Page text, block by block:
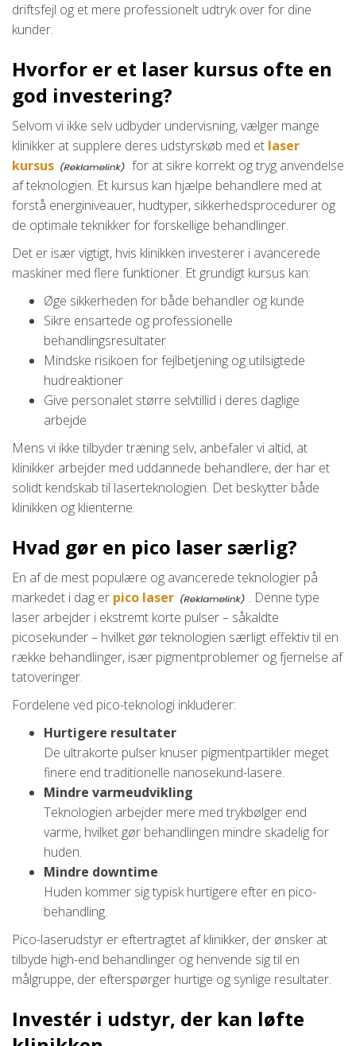
driftsfejl og et mere professionelt udtryk over for dine
kunder.
Hvorfor er et laser kursus ofte en
god investering?
Selvom vi ikke selv udbyder undervisning, vælger mange
klinikker at supplere deres udstyrskøb med et laser
kursus
for at sikre korrekt og tryg anvendelse
af teknologien. Et kursus kan hjælpe behandlere med at
forstå energiniveauer, hudtyper, sikkerhedsprocedurer og
de optimale teknikker for forskellige behandlinger.
Det er især vigtigt, hvis klinikken investerer i avancerede
maskiner med flere funktioner. Et grundigt kursus kan:
Øge sikkerheden for både behandler og kunde
Sikre ensartede og professionelle
behandlingsresultater
Mindske risikoen for fejlbetjening og utilsigtede
hudreaktioner
Give personalet større selvtillid i deres daglige
arbejde
Mens vi ikke tilbyder træning selv, anbefaler vi altid, at
klinikker arbejder med uddannede behandlere, der har et
solidt kendskab til laserteknologien. Det beskytter både
klinikken og klienterne.
Hvad gør en pico laser særlig?
En af de mest populære og avancerede teknologier på
markedet i dag er pico laser
. Denne type
laser arbejder i ekstremt korte pulser – såkaldte
picosekunder – hvilket gør teknologien særligt effektiv til en
række behandlinger, især pigmentproblemer og fjernelse af
tatoveringer.
Fordelene ved pico-teknologi inkluderer:
Hurtigere resultater
De ultrakorte pulser knuser pigmentpartikler meget
finere end traditionelle nanosekund-lasere.
Mindre varmeudvikling
Teknologien arbejder mere med trykbølger end
varme, hvilket gør behandlingen mindre skadelig for
huden.
Mindre downtime
Huden kommer sig typisk hurtigere efter en pico-
behandling.
Pico-laserudstyr er eftertragtet af klinikker, der ønsker at
tilbyde high-end behandlinger og henvende sig til en
målgruppe, der efterspørger hurtige og synlige resultater.
Investér i udstyr, der kan løfte